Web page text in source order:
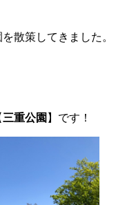
散策してきました。
三重公園 】です！